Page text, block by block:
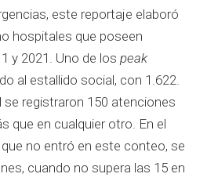
este reportaje elaboró
hospitales que poseen
y 2021. Uno de los peak
al estallido social, con 1.622.
se registraron 150 atenciones
que en cualquier otro. En el
no entró en este conteo, se
cuando no supera las 15 en